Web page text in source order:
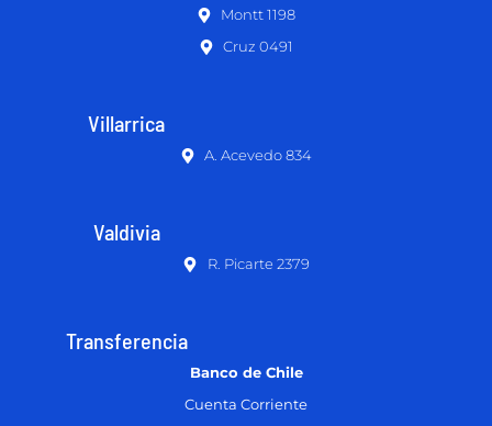
Montt 1198
Cruz 0491
Villarrica
A. Acevedo 834
Valdivia
R. Picarte 2379
Transferencia
Banco de Chile
Cuenta Corriente